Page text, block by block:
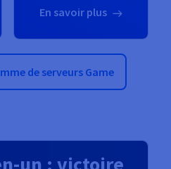
En savoir plus
de serveurs Game